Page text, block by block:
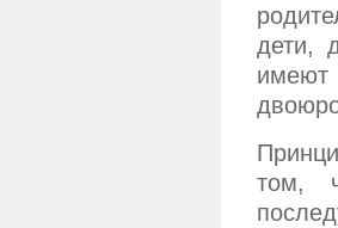
дети,
имеют
том,